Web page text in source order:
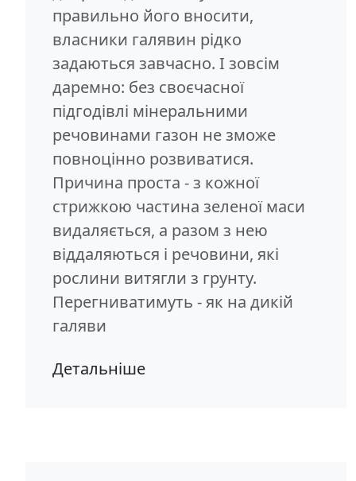
правильно його вносити,
власники галявин рідко
задаються завчасно. І зовсім
даремно: без своєчасної
підгодівлі мінеральними
речовинами газон не зможе
повноцінно розвиватися.
Причина проста - з кожної
стрижкою частина зеленої маси
видаляється, а разом з нею
віддаляються і речовини, які
рослини витягли з грунту.
Перегниватимуть - як на дикій
галяви
Детальніше